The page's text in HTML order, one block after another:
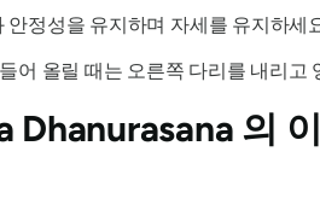
안정성을 유지하며 자세를 유지하세
어 올릴 때는 오른쪽 다리를 내리
Dhanurasana 의